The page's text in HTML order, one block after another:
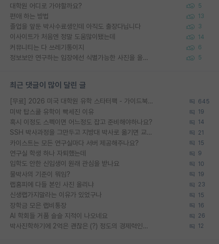
대학원 어디로 가야할까요? 5
편애 하는 방법 13
졸업을 앞둔 박사수료생인데 아직도 출장다닙니다 3
이사이트가 처음엔 정말 도움많이됐는데 14
커뮤니티는 다 쓰레기통이지 6
정보보안 연구하는 입장에선 식별가능한 사진을 올리는건 비추이긴함 5
최근 댓글이 많이 달린 글
[무료] 2026 미국 대학원 유학 스타터팩 - 가이드북 & 합격자 컨택메일 템플릿 645
미박 탑스쿨 유학이 빡세진 이유 19
혹시 이정도 스펙이면 어느정도 잡고 준비해야하나요? 14
SSH 박사과정을 그만두고 지방대 박사로 옮기면 교수의 꿈은 끝일까요? 21
카이스트는 모든 연구실마다 서버 제공해주나요? 15
연구실 학생 하나 자퇴했는데 9
입학도 안한 신입생이 원래 관심을 받나요 10
물박사의 기준이 뭐임? 19
랩홈피에 다들 본인 사진 올리냐 23
신생랩가지말라는 이유가 있었구나 15
장학금 모은 랩비통장 16
AI 학회들 거품 슬슬 지적이 나오네요 26
박사진학하기에 2억은 괜찮은 (?) 정도의 경제력인가요 12